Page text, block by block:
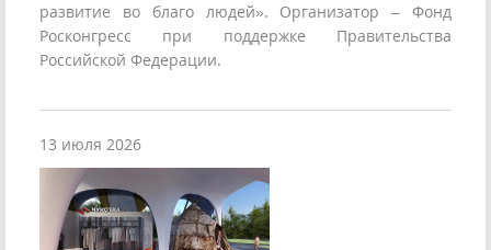
развитие во благо людей». Организатор – Фонд
Росконгресс при поддержке Правительства
Российской Федерации.
13 июля 2026